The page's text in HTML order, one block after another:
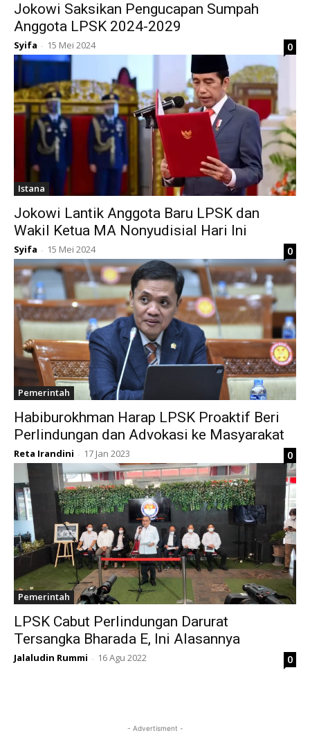
Jokowi Saksikan Pengucapan Sumpah
Anggota LPSK 2024-2029
Syifa - 15 Mei 2024 0
Istana
Jokowi Lantik Anggota Baru LPSK dan
Wakil Ketua MA Nonyudisial Hari Ini
Syifa - 15 Mei 2024 0
Pemerintah
Habiburokhman Harap LPSK Proaktif Beri
Perlindungan dan Advokasi ke Masyarakat
Reta Irandini - 17 Jan 2023 0
Pemerintah
LPSK Cabut Perlindungan Darurat
Tersangka Bharada E, Ini Alasannya
Jalaludin Rummi - 16 Agu 2022 0
- Advertisment -